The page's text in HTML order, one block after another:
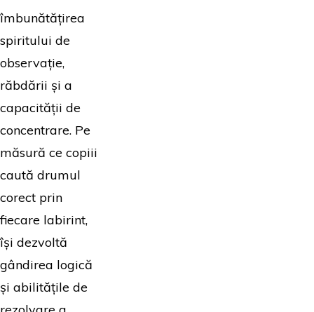
îmbunătățirea
spiritului de
observație,
răbdării și a
capacității de
concentrare. Pe
măsură ce copiii
caută drumul
corect prin
fiecare labirint,
își dezvoltă
gândirea logică
și abilitățile de